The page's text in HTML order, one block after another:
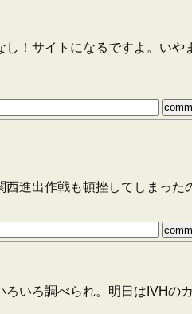
！サイトになるですよ。いや
進出作戦も頓挫してしまった
いろ調べられ。明日はIVHのカ